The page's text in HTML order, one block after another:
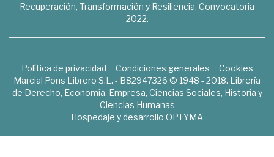
Recuperación, Transformación y Resiliencia. Convocatoria
2022.
Política de privacidad Condiciones generales
Cookies
Marcial Pons Librero S.L. - B82947326 © 1948 - 2018. Librería
de Derecho, Economía, Empresa, Ciencias Sociales, Historia y
Ciencias Humanas
Hospedaje y desarrollo OPTYMA